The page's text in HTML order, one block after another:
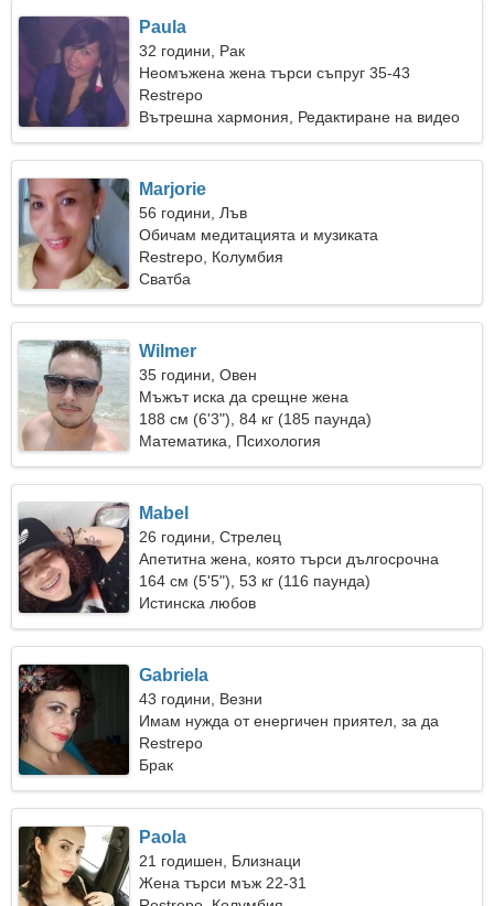
Paula
32 години, Рак
Неомъжена жена търси съпруг 35-43
Restrepo
Вътрешна хармония, Редактиране на видео
Marjorie
56 години, Лъв
Обичам медитацията и музиката
Restrepo, Колумбия
Сватба
Wilmer
35 години, Овен
Мъжът иска да срещне жена
188 см (6'3"), 84 кг (185 паунда)
Математика, Психология
Mabel
26 години, Стрелец
Апетитна жена, която търси дългосрочна
връзка
164 см (5'5"), 53 кг (116 паунда)
Истинска любов
Gabriela
43 години, Везни
Имам нужда от енергичен приятел, за да
ходим заедно
Restrepo
Брак
Paola
21 годишен, Близнаци
Жена търси мъж 22-31